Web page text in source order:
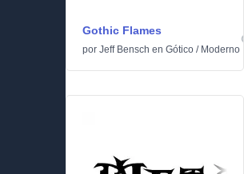
Gothic Flames
por Jeff Bensch en Gótico / Moderno